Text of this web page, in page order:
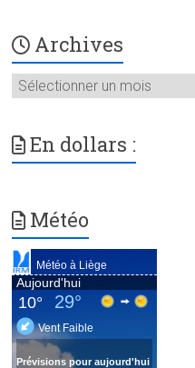
Archives
Archives
En dollars :
Météo